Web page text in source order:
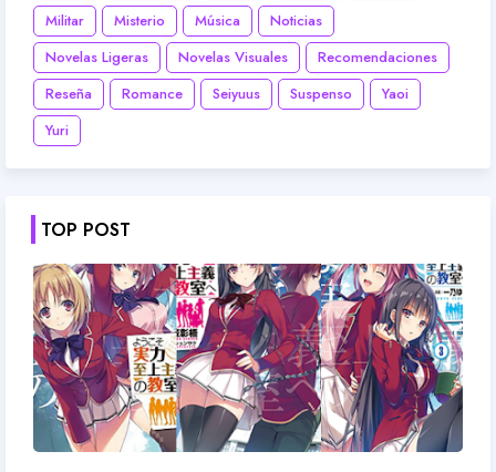
Militar
Misterio Música
Noticias
Novelas Ligeras
Novelas Visuales
Recomendaciones
Reseña
Romance Seiyuus Suspenso
Yaoi
Yuri
TOP POST